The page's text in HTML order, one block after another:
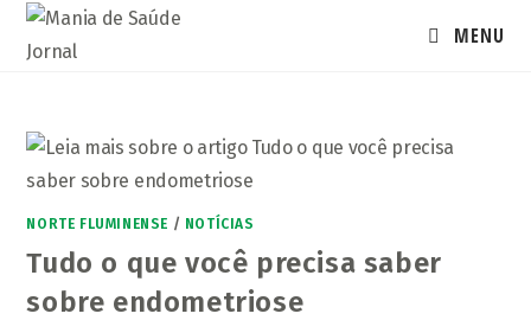
para
MENU
NORTE FLUMINENSE / NOTÍCIAS
Tudo o que você precisa saber
sobre endometriose